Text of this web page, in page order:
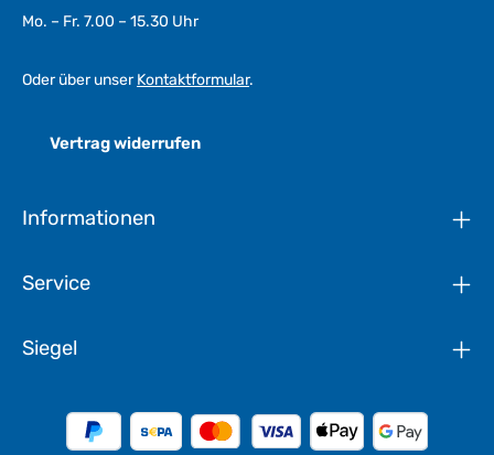
Mo. – Fr. 7.00 – 15.30 Uhr
Oder über unserKontaktformular.
Vertrag widerrufen
Informationen
Service
Siegel